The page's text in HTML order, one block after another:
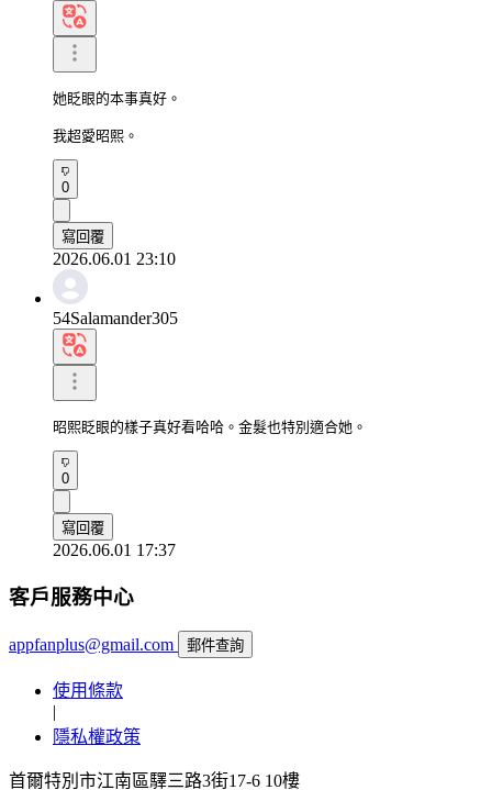
她眨眼的本事真好。
我超愛昭熙。
0
寫回覆
2026.06.01 23:10
54Salamander305
昭熙眨眼的樣子真好看哈哈。金髮也特別適合她。
0
寫回覆
2026.06.01 17:37
客戶服務中心
appfanplus@gmail.com 郵件查詢
使用條款
|
隱私權政策
首爾特別市江南區驛三路3街17-6 10樓